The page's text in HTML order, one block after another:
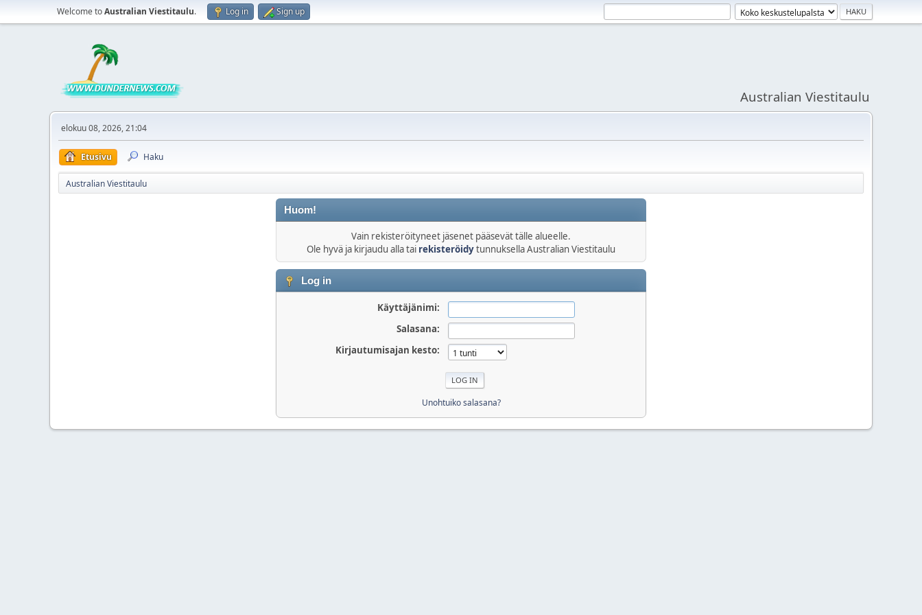
Welcome toAustralian Viestitaulu. Log in Sign up
Australian Viestitaulu
elokuu 08, 2026, 21:04
Etusivu Haku
Australian Viestitaulu
Huom!
Vain rekisteröityneet jäsenet pääsevät tälle alueelle.
Ole hyvä ja kirjaudu alla tai rekisteröidytunnuksella Australian Viestitaulu
Log in
Käyttäjänimi:
Salasana:
Kirjautumisajan kesto:
Unohtuiko salasana?